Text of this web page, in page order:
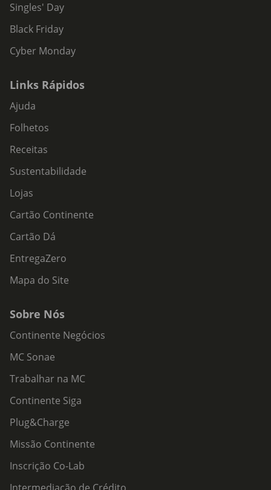
Singles' Day
Black Friday
Cyber Monday
Links Rápidos
Ajuda
Folhetos
Receitas
Sustentabilidade
Lojas
Cartão Continente
Cartão Dá
EntregaZero
Mapa do Site
Sobre Nós
Continente Negócios
MC Sonae
Trabalhar na MC
Continente Siga
Plug&Charge
Missão Continente
Inscrição Co-Lab